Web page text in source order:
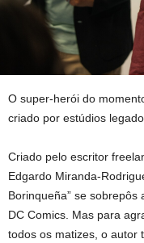
O super-herói do
criado por estúdios
Criado pelo escritor
Edgardo Miranda-
Borinqueña” se
DC Comics. Mas para
todos os matizes, o autor